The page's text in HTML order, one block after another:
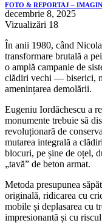
FOTO & REPORTAJ –
decembrie 8, 2025
Vizualizări 18
În anii 1980, când
transformare brutală a
o amplă campanie de
clădiri vechi — biserici,
amenințarea demolării.
Eugeniu Iordăchescu a
monumente trebuie să
revoluționară de
mutarea integrală a
blocuri, pe șine de oțel,
„tavă” de beton armat.
Metoda presupunea
originală, ridicarea cu
mobile și deplasarea cu
impresionantă și cu